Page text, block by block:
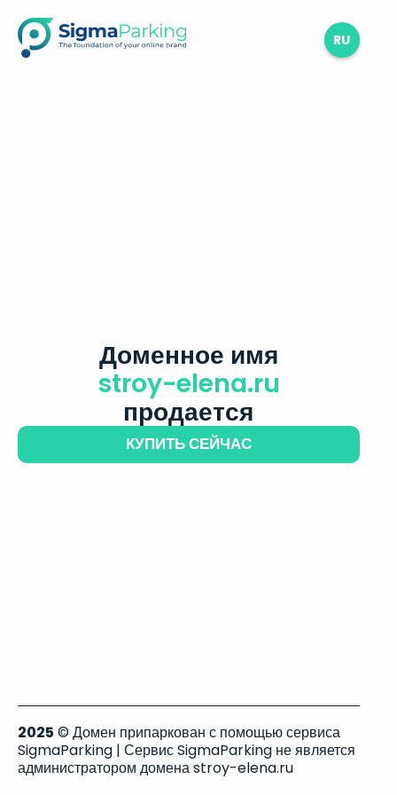
RU
Доменное имя
stroy-elena.ru
продается
КУПИТЬ СЕЙЧАС
2025 © Домен припаркован с помощью сервиса
SigmaParking | Сервис SigmaParking не является
администратором домена stroy-elena.ru